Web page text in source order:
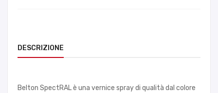
DESCRIZIONE
Belton SpectRAL è una vernice spray di qualità dal colore